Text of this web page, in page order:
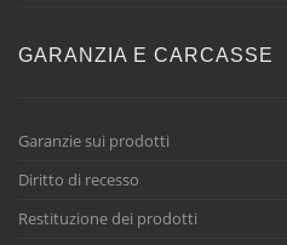
GARANZIA E CARCASSE
Garanzie sui prodotti
Diritto di recesso
Restituzione dei prodotti